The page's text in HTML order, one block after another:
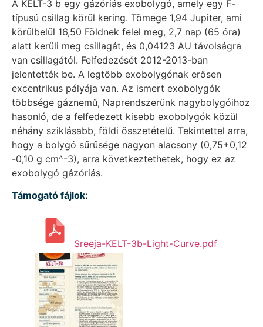
A KELT-3 b egy gázóriás exobolygó, amely egy F-
típusú csillag körül kering. Tömege 1,94 Jupiter, ami
körülbelül 16,50 Földnek felel meg, 2,7 nap (65 óra)
alatt kerüli meg csillagát, és 0,04123 AU távolságra
van csillagától. Felfedezését 2012-2013-ban
jelentették be. A legtöbb exobolygónak erősen
excentrikus pályája van. Az ismert exobolygók
többsége gáznemű, Naprendszerünk nagybolygóihoz
hasonló, de a felfedezett kisebb exobolygók közül
néhány sziklásabb, földi összetételű. Tekintettel arra,
hogy a bolygó sűrűsége nagyon alacsony (0,75+0,12
-0,10 g cm^-3), arra következtethetek, hogy ez az
exobolygó gázóriás.
Támogató fájlok:
Sreeja-KELT-3b-Light-Curve.pdf